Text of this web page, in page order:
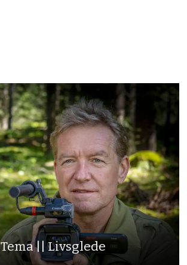
Tema || Livsglede